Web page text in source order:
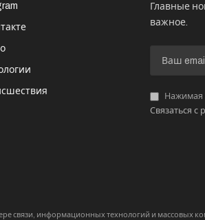
Главные
важное.
Нажимая
Связаться с
связи, информационных технологий и массовых